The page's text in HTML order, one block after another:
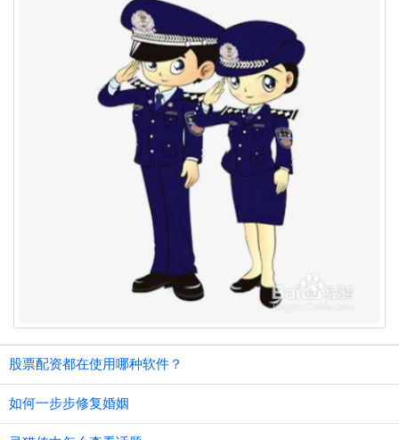
股票配资都在使用哪种软件？
如何一步步修复婚姻